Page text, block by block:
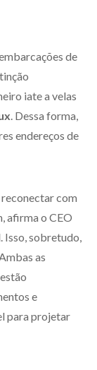
de
iate a velas
. Dessa forma,
endereços de
com
afirma o CEO
sobretudo,
as
e
para projetar